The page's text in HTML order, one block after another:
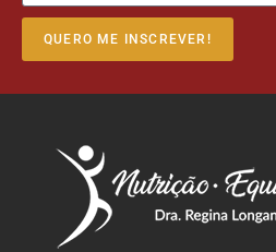
QUERO ME INSCREVER!